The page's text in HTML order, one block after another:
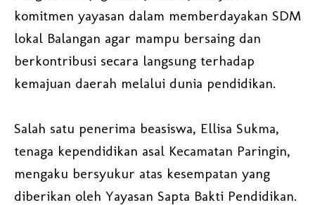
komitmen yayasan dalam memberdayakan SDM
lokal Balangan agar mampu bersaing dan
berkontribusi secara langsung terhadap
kemajuan daerah melalui dunia pendidikan.
Salah satu penerima beasiswa, Ellisa Sukma,
tenaga kependidikan asal Kecamatan Paringin,
mengaku bersyukur atas kesempatan yang
diberikan oleh Yayasan Sapta Bakti Pendidikan.